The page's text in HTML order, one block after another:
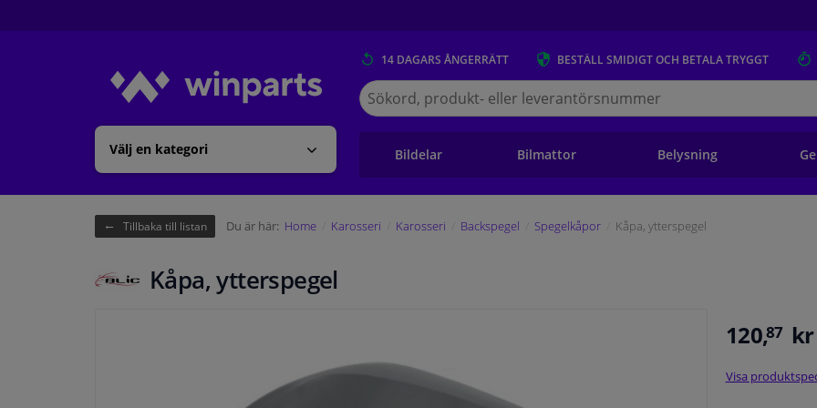
Välj en kategori
14 DAGARS ÅNGERRÄTT BESTÄLL SMIDIGT OCH BETALA TRYGGT
Sök
på
Winparts.se
Bildelar Bilmattor Belysning
Tillbaka till listan Du är här: Home Karosseri Karosseri Backspegel Spegelkåpor Kåpa, ytterspegel
Kåpa, ytterspegel
120,87 kr
Visa